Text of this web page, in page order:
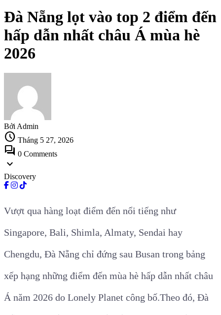
Đà Nẵng lọt vào top 2 điểm đến
hấp dẫn nhất châu Á mùa hè
2026
Bởi Admin
schedule Tháng 5 27, 2026
forum 0 Comments
expand_more
Discovery
Vượt qua hàng loạt điểm đến nổi tiếng như
Singapore, Bali, Shimla, Almaty, Sendai hay
Chengdu, Đà Nẵng chỉ đứng sau Busan trong bảng
xếp hạng những điểm đến mùa hè hấp dẫn nhất châu
Á năm 2026 do Lonely Planet công bố.Theo đó, Đà